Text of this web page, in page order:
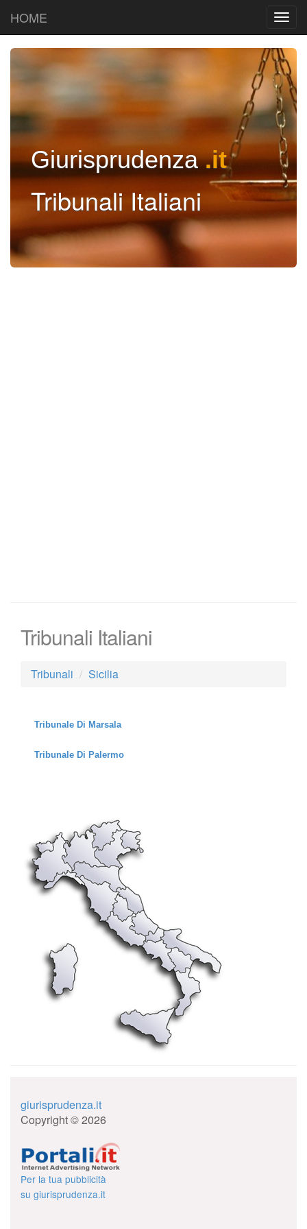
HOME
Giurisprudenza.it
Tribunali Italiani
Tribunali Italiani
Tribunali Sicilia
Tribunale Di Marsala
Tribunale Di Palermo
giurisprudenza.it
Copyright © 2026
Per la tua pubblicità
su giurisprudenza.it